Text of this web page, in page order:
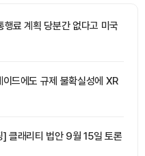
행료 계획 당분간 없다고 미국
드에도 규제 불확실성에 XR
] 클래리티 법안 9월 15일 토론